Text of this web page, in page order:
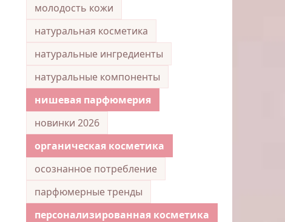
молодость кожи
натуральная косметика
натуральные ингредиенты
натуральные компоненты
нишевая парфюмерия
новинки 2026
органическая косметика
осознанное потребление
парфюмерные тренды
персонализированная косметика